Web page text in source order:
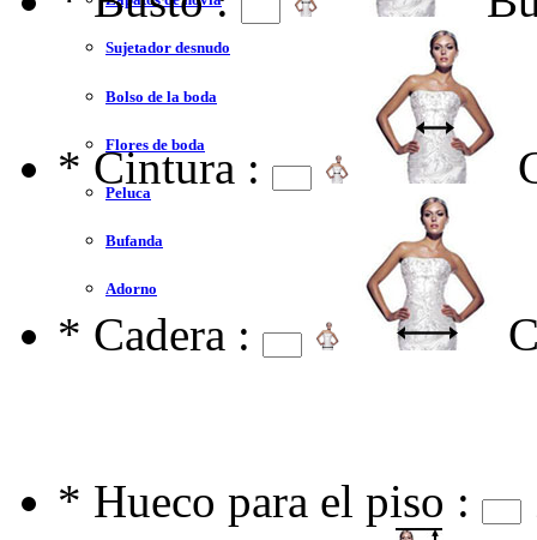
Sujetador desnudo
Bolso de la boda
Flores de boda
Peluca
Bufanda
Adorno
* Cintura :
* Cadera :
* Hueco para el piso :